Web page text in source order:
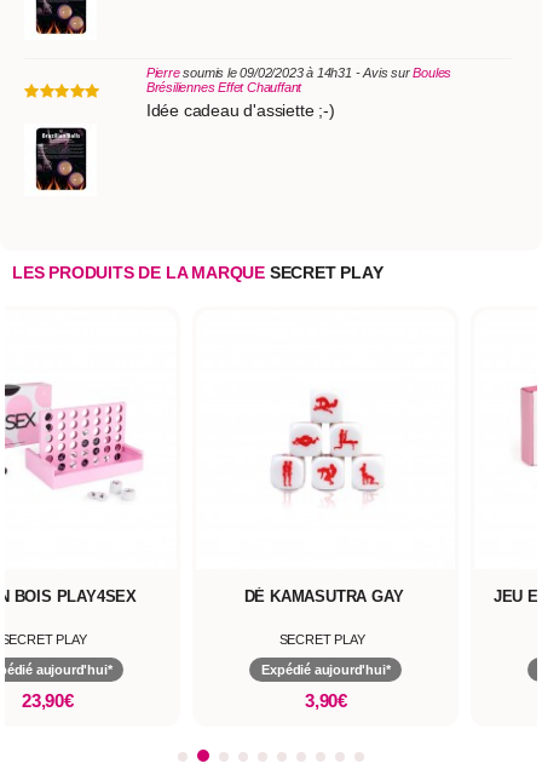
Pierresoumis le 09/02/2023 à 14h31 - Avis surBoules
Brésiliennes Effet Chauffant
Idée cadeau d'assiette ;-)
LES PRODUITS DE LA MARQUE SECRET PLAY
BOIS PLAY4SEX
SECRET PLAY
aujourd'hui*
23,90€
DÉ KAMASUTRA GAY
SECRET PLAY
Expédié aujourd'hui*
3,90€
JEU